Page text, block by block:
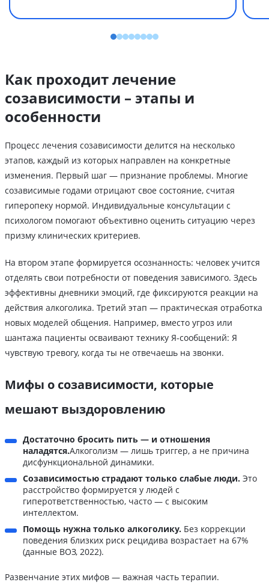
Как проходит лечение
созависимости – этапы и
особенности
Процесс лечения созависимости делится на несколько
этапов, каждый из которых направлен на конкретные
изменения. Первый шаг — признание проблемы. Многие
созависимые годами отрицают свое состояние, считая
гиперопеку нормой. Индивидуальные консультации с
психологом помогают объективно оценить ситуацию через
призму клинических критериев.
На втором этапе формируется осознанность: человек учится
отделять свои потребности от поведения зависимого. Здесь
эффективны дневники эмоций, где фиксируются реакции на
действия алкоголика. Третий этап — практическая отработка
новых моделей общения. Например, вместо угроз или
шантажа пациенты осваивают технику Я-сообщений: Я
чувствую тревогу, когда ты не отвечаешь на звонки.
Мифы о созависимости, которые
мешают выздоровлению
Достаточно бросить пить — и отношения
наладятся.Алкоголизм — лишь триггер, а не причина
дисфункциональной динамики.
Созависимостью страдают только слабые люди. Это
расстройство формируется у людей с
гиперответственностью, часто — с высоким
интеллектом.
Помощь нужна только алкоголику. Без коррекции
поведения близких риск рецидива возрастает на 67%
(данные ВОЗ, 2022).
Развенчание этих мифов — важная часть терапии.